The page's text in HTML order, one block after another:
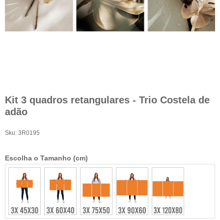
Kit 3 quadros retangulares - Trio Costela de
adão
Sku: 3R0195
Escolha o Tamanho (cm)